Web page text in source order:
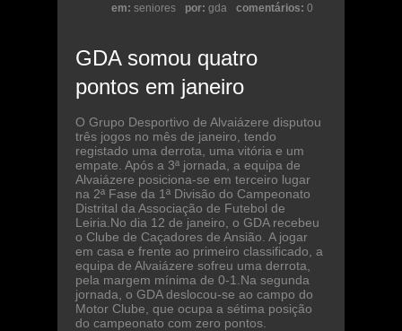
em: seniores por: gda comentários: 0
GDA somou quatro
pontos em janeiro
O Grupo Desportivo de Alvaiázere disputou
três jogos no mês de janeiro, tendo
registado uma derrota, uma vitória e um
empate. Após a 3ª jornada, a equipa de
Alvaiázere posiciona-se em terceiro lugar
na 2ª Fase da 1ª Divisão do Campeonato
Distrital da Associação de Futebol de
Leiria.No dia 12 de janeiro, o GDA recebeu
o Clube de Caçadores de Ansião. A jogar
em casa e frente ao primeiro classificado, a
equipa de Alvaiázere sofreu uma derrota,
pela margem mínima de 0-1.Na segunda
jornada, o GDA deslocou-se ao campo do
Motor Clube, que ocupa a sétima posição
do campeonato com zero pontos.